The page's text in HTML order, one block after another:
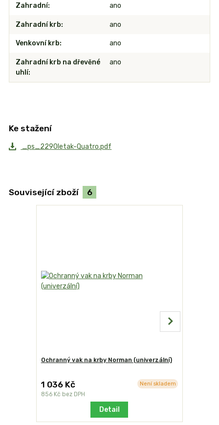
Zahradní ano
Zahradní krb ano
Venkovní krb ano
Zahradní krb na dřevěné
uhlí
ano
Ke stažení
_ps_2290letak-Quatro.pdf
Související zboží 6
Ochranný vak na krby Norman (univerzální)
1 036 Kč
856 Kč bez DPH
Není skladem
Detail